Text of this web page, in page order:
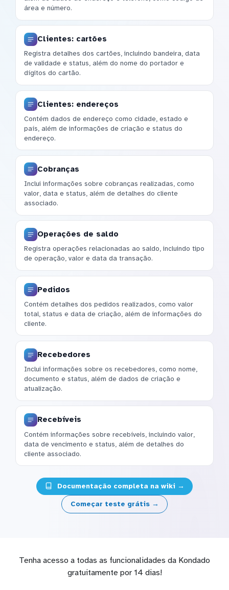
área e número.
Clientes: cartões
Registra detalhes dos cartões, incluindo bandeira, data
de validade e status, além do nome do portador e
dígitos do cartão.
Clientes: endereços
Contém dados de endereço como cidade, estado e
país, além de informações de criação e status do
endereço.
Cobranças
Inclui informações sobre cobranças realizadas, como
valor, data e status, além de detalhes do cliente
associado.
Operações de saldo
Registra operações relacionadas ao saldo, incluindo tipo
de operação, valor e data da transação.
Pedidos
Contém detalhes dos pedidos realizados, como valor
total, status e data de criação, além de informações do
cliente.
Recebedores
Inclui informações sobre os recebedores, como nome,
documento e status, além de dados de criação e
atualização.
Recebíveis
Contém informações sobre recebíveis, incluindo valor,
data de vencimento e status, além de detalhes do
cliente associado.
Documentação completa na wiki →
Começar teste grátis →
Tenha acesso a todas as funcionalidades da Kondado
gratuitamente por 14 dias!